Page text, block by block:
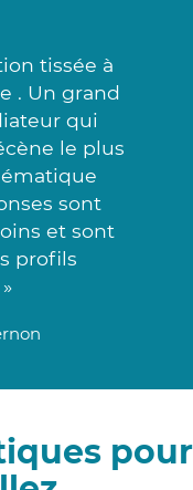
tissée à
. Un grand
qui
le plus
sont
et sont
profils
pour